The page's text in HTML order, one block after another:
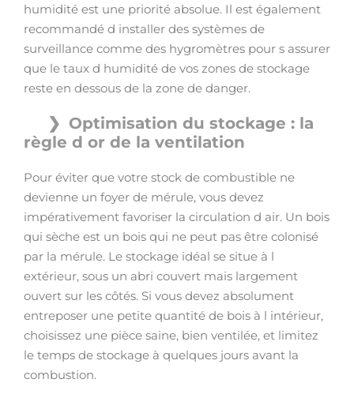
humidité est une priorité absolue. Il est également
recommandé d installer des systèmes de
surveillance comme des hygromètres pour s assurer
que le taux d humidité de vos zones de stockage
reste en dessous de la zone de danger.
Optimisation du stockage : la
règle d or de la ventilation
Pour éviter que votre stock de combustible ne
devienne un foyer de mérule, vous devez
impérativement favoriser la circulation d air. Un bois
qui sèche est un bois qui ne peut pas être colonisé
par la mérule. Le stockage idéal se situe à l
extérieur, sous un abri couvert mais largement
ouvert sur les côtés. Si vous devez absolument
entreposer une petite quantité de bois à l intérieur,
choisissez une pièce saine, bien ventilée, et limitez
le temps de stockage à quelques jours avant la
combustion.